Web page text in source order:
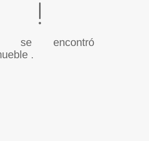
se encontró
.